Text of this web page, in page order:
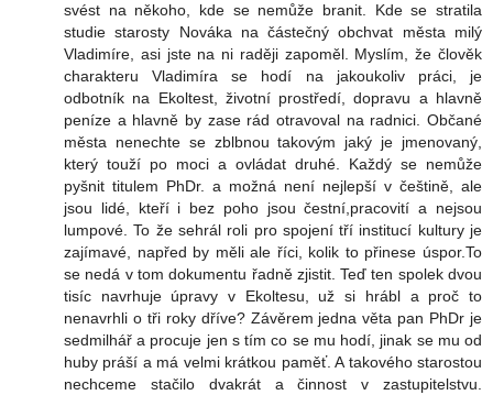
svést na někoho, kde se nemůže branit. Kde se stratila
studie starosty Nováka na částečný obchvat města milý
Vladimíre, asi jste na ni raději zapoměl. Myslím, že člověk
charakteru Vladimíra se hodí na jakoukoliv práci, je
odbotník na Ekoltest, životní prostředí, dopravu a hlavně
peníze a hlavně by zase rád otravoval na radnici. Občané
města nenechte se zblbnou takovým jaký je jmenovaný,
který touží po moci a ovládat druhé. Každý se nemůže
pyšnit titulem PhDr. a možná není nejlepší v češtině, ale
jsou lidé, kteří i bez poho jsou čestní,pracovití a nejsou
lumpové. To že sehrál roli pro spojení tří institucí kultury je
zajímavé, napřed by měli ale říci, kolik to přinese úspor.To
se nedá v tom dokumentu řadně zjistit. Teď ten spolek dvou
tisíc navrhuje úpravy v Ekoltesu, už si hrábl a proč to
nenavrhli o tři roky dříve? Závěrem jedna věta pan PhDr je
sedmilhář a procuje jen s tím co se mu hodí, jinak se mu od
huby práší a má velmi krátkou paměť. A takového starostou
nechceme stačilo dvakrát a činnost v zastupitelstvu.